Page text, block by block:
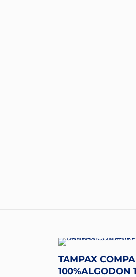
TAMPAX
100%ALGODON